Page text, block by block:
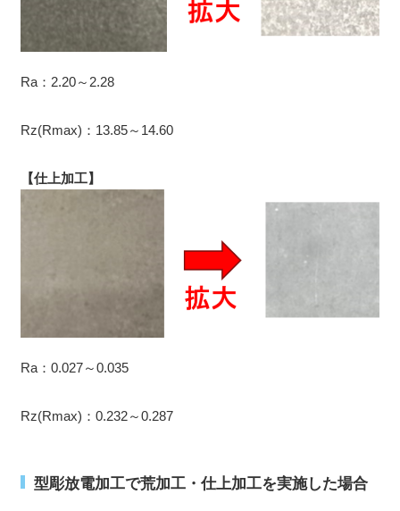
Ra：2.20～2.28
Rz(Rmax)：13.85～14.60
【仕上加工】
Ra：0.027～0.035
Rz(Rmax)：0.232～0.287
型彫放電加工で荒加工・仕上加工を実施した場合